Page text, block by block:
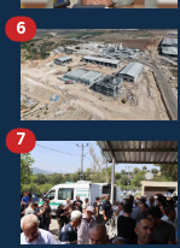
6
7